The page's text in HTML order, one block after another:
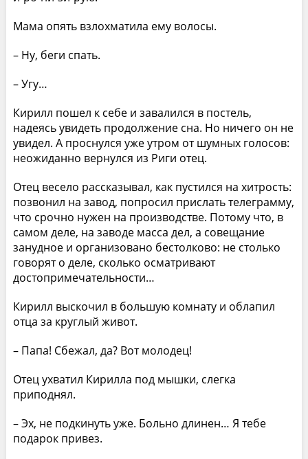
Мама опять взлохматила ему волосы.
– Ну, беги спать.
– Угу…
Кирилл пошел к себе и завалился в постель,
надеясь увидеть продолжение сна. Но ничего он не
увидел. А проснулся уже утром от шумных голосов:
неожиданно вернулся из Риги отец.
Отец весело рассказывал, как пустился на хитрость:
позвонил на завод, попросил прислать телеграмму,
что срочно нужен на производстве. Потому что, в
самом деле, на заводе масса дел, а совещание
занудное и организовано бестолково: не столько
говорят о деле, сколько осматривают
достопримечательности…
Кирилл выскочил в большую комнату и облапил
отца за круглый живот.
– Папа! Сбежал, да? Вот молодец!
Отец ухватил Кирилла под мышки, слегка
приподнял.
– Эх, не подкинуть уже. Больно длинен… Я тебе
подарок привез.